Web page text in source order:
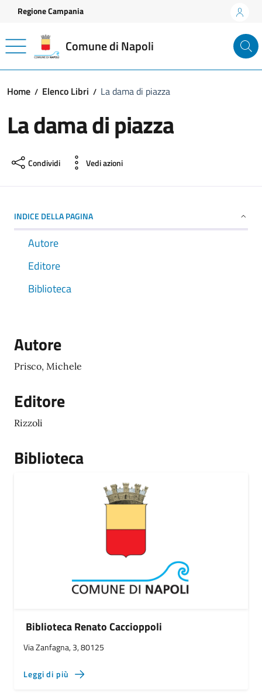
Vai ai contenuti
Vai al footer
Regione Campania
Comune di Napoli
Home Elenco Libri La dama di piazza
La dama di piazza
Condividi Vedi azioni
INDICE DELLA PAGINA
Autore
Editore
Biblioteca
Autore
Prisco, Michele
Editore
Rizzoli
Biblioteca
Biblioteca Renato Caccioppoli
Via Zanfagna, 3, 80125
Leggi di più